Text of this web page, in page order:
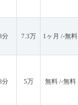
分 7.3万 1ヶ月 /-無料
分 5万 無料 /-無料